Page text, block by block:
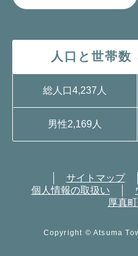
人口と世帯数
総人口4,237人
男性2,169人
サイトマップ
個人情報の取扱い
厚真
Copyright © Atsuma